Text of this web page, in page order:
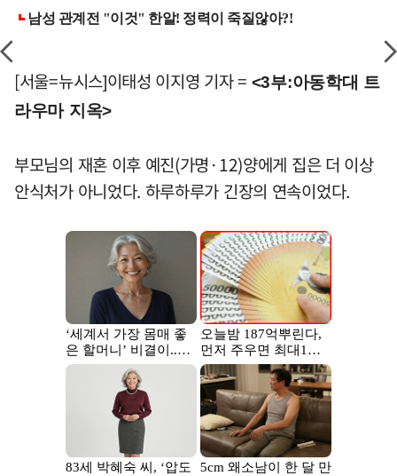
[서울=뉴시스]이태성 이지영 기자 = <3부:아동학대 트
라우마 지옥>
부모님의 재혼 이후 예진(가명·12)양에게 집은 더 이상
안식처가 아니었다. 하루하루가 긴장의 연속이었다.